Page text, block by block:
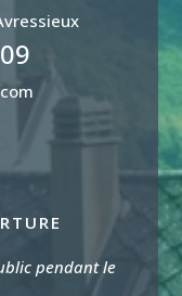
pendant le